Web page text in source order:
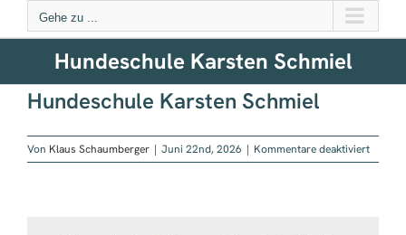
Gehe zu ...
Hundeschule Karsten Schmiel
Hundeschule Karsten Schmiel
Von Klaus Schaumberger | Juni 22nd, 2026 | Kommentare deaktiviertfür